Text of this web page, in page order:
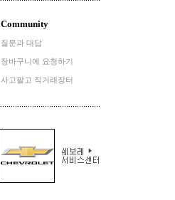
Community
질문과 대답
장바구니에 요청하기
사고팔고 직거래장터